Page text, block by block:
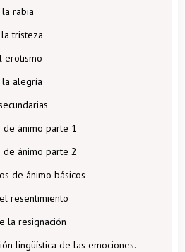
rabia
tristeza
erotismo
alegría
de ánimo parte 1
de ánimo parte 2
de ánimo básicos
resentimiento
la resignación
lingüística de las emociones.